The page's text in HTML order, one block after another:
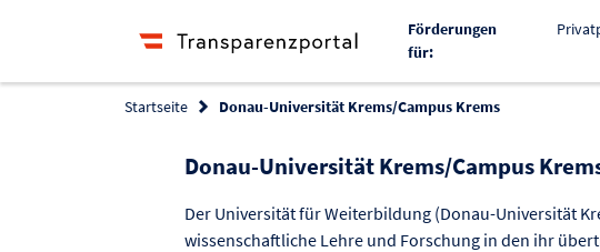
Förderungen
für:
Startseite Donau-Universität Krems/Campus Krems
Donau-Universität Krems/Campus
Der Universität für Weiterbildung (Donau-Universität
wissenschaftliche Lehre und Forschung in den ihr